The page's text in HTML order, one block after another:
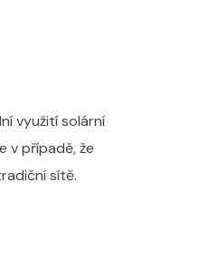
využití solární
v případě, že
sítě.